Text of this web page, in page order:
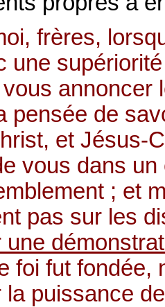
frères,
une
annoncer
pensée de
et Jésus-
vous dans
; et
pas sur les
une
foi fut fondée,
la puissance